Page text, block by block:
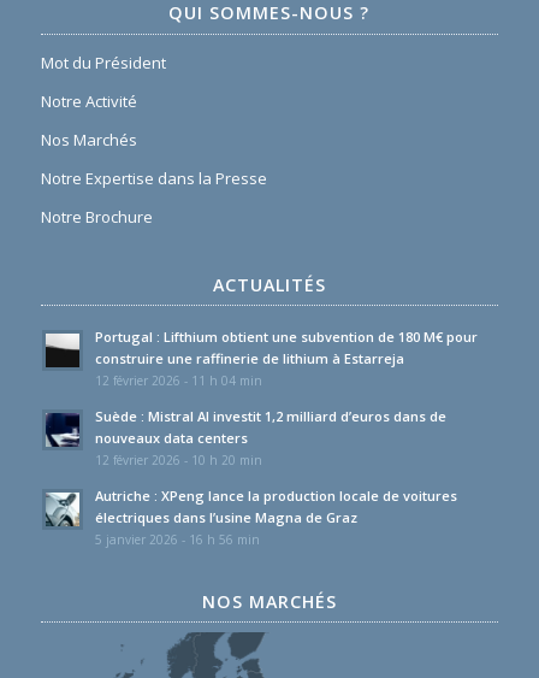
QUI SOMMES-NOUS ?
Mot du Président
Notre Activité
Nos Marchés
Notre Expertise dans la Presse
Notre Brochure
ACTUALITÉS
Portugal : Lifthium obtient une subvention de 180 M€ pour
construire une raffinerie de lithium à Estarreja
12 février 2026 - 11 h 04 min
Suède : Mistral AI investit 1,2 milliard d’euros dans de
nouveaux data centers
12 février 2026 - 10 h 20 min
Autriche : XPeng lance la production locale de voitures
électriques dans l’usine Magna de Graz
5 janvier 2026 - 16 h 56 min
NOS MARCHÉS